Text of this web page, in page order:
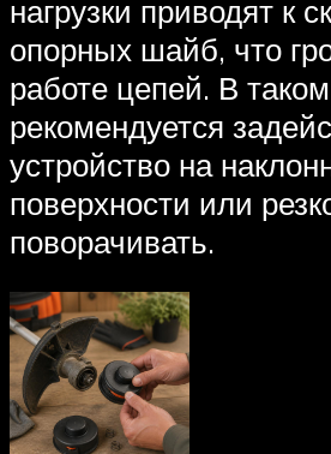
нагрузки приводят к
опорных шайб, что
работе цепей. В
рекомендуется
устройство на
поверхности или
поворачивать.